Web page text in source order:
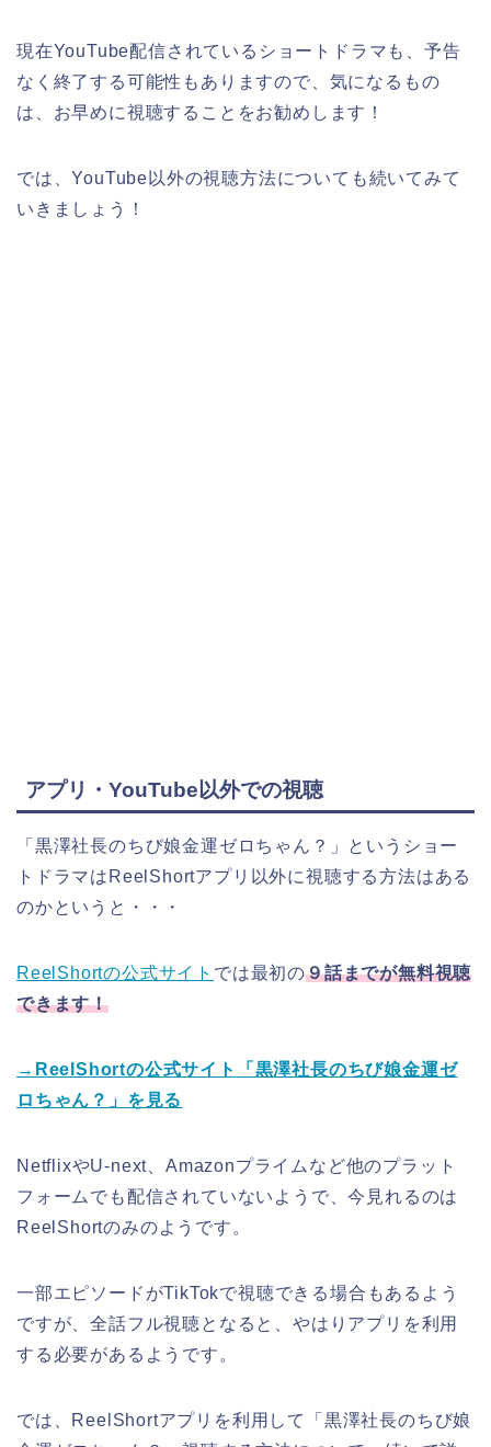
現在YouTube配信されているショートドラマも、予告
なく終了する可能性もありますので、気になるもの
は、お早めに視聴することをお勧めします！
では、YouTube以外の視聴方法についても続いてみて
いきましょう！
アプリ・YouTube以外での視聴
「黒澤社長のちび娘金運ゼロちゃん？ 」 というショー
トドラマはReelShortアプリ以外に視聴する方法はある
のかというと・・・
ReelShortの公式サイト では最初の９話までが無料視聴
できます！
→ReelShortの公式サイト
「黒澤社長のちび娘金運ゼ
ロちゃん？ 」 を見る
NetflixやU-next、Amazonプライムなど他のプラット
フォームでも配信されていないようで、今見れるのは
ReelShortのみのようです。
一部エピソードがTikTokで視聴できる場合もあるよう
ですが、全話フル視聴となると、やはりアプリを利用
する必要があるようです。
では、ReelShortアプリを利用して
「黒澤社長のちび娘